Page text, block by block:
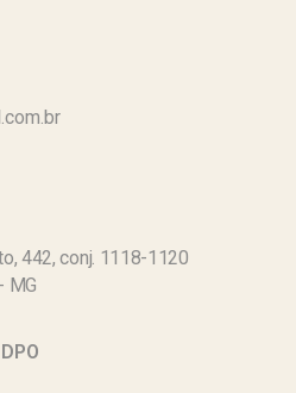
442, conj. 1118-1120
MG